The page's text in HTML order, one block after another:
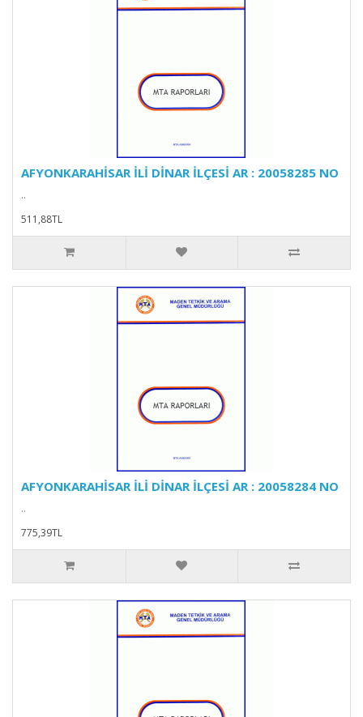
AFYONKARAHİSAR İLİ DİNAR İLÇESİ AR : 20058285 NO
..
511,88TL
AFYONKARAHİSAR İLİ DİNAR İLÇESİ AR : 20058284 NO
..
775,39TL